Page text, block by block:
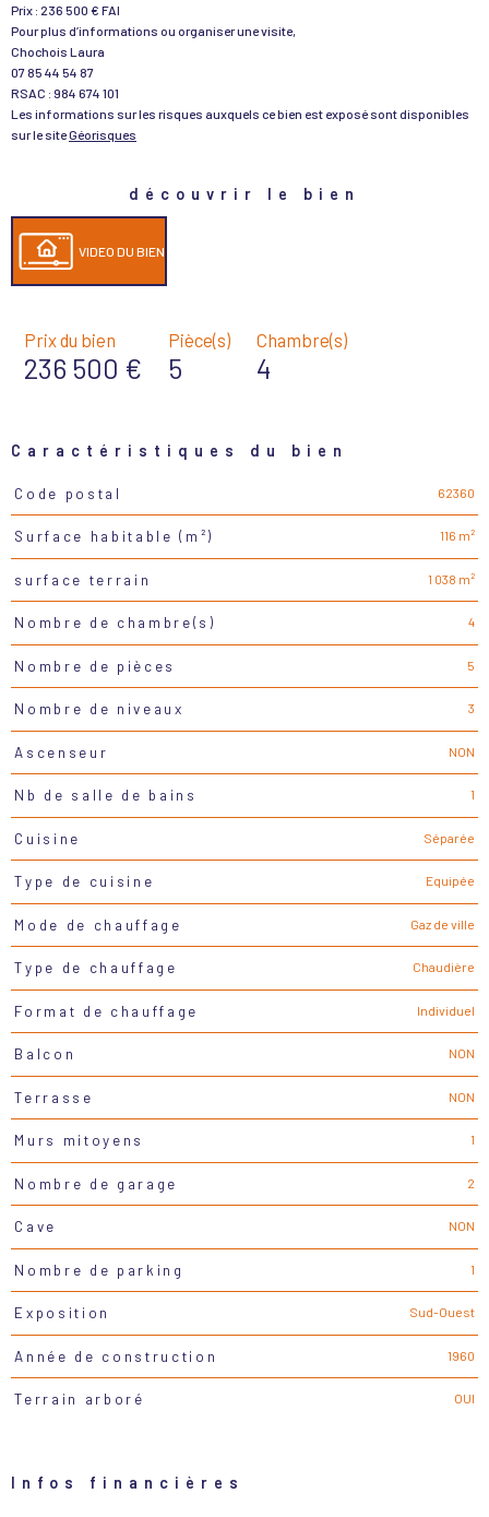
Prix : 236 500 € FAI
Pour plus d’informations ou organiser une visite,
Chochois Laura
07 85 44 54 87
RSAC : 984 674 101
Les informations sur les risques auxquels ce bien est exposé sont disponibles
sur le siteGéorisques
découvrir le bien
VIDEO DU BIEN
Prix du bien
236 500 €
Pièce(s)
5
Chambre(s)
4
Caractéristiques du bien
Caractéristiques
Code postal 62360
Surface habitable (m²) 116 m²
surface terrain 1 038 m²
Nombre de chambre(s) 4
Nombre de pièces 5
Nombre de niveaux 3
Ascenseur NON
Nb de salle de bains 1
Cuisine Séparée
Type de cuisine Equipée
Mode de chauffage Gaz de ville
Type de chauffage Chaudière
Format de chauffage Individuel
Balcon NON
Terrasse NON
Murs mitoyens 1
Nombre de garage 2
Cave NON
Nombre de parking 1
Exposition Sud-Ouest
Année de construction 1960
Terrain arboré OUI
Infos financières